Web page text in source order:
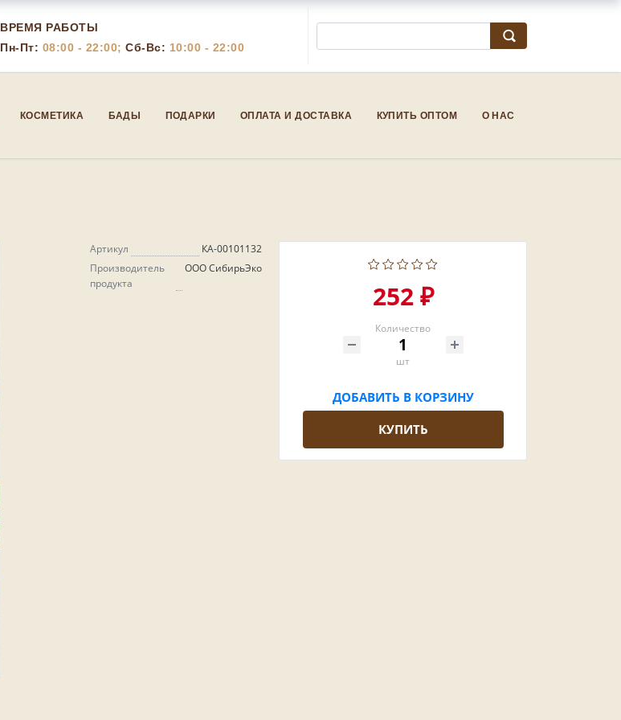
ВРЕМЯ РАБОТЫ
Пн-Пт: 08:00 - 22:00;Сб-Вс: 10:00 - 22:00
КОСМЕТИКА БАДЫ ПОДАРКИ ОПЛАТА И ДОСТАВКА КУПИТЬ ОПТОМ О НАС
Артикул
КА-00101132
Производитель
продукта
ООО СибирьЭко
252 ₽
Количество
шт
ДОБАВИТЬ В КОРЗИНУ
КУПИТЬ